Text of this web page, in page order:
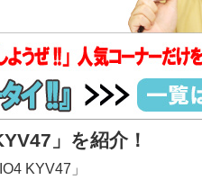
」を紹介！
KYV47」